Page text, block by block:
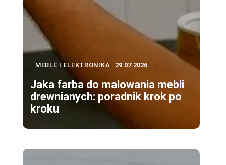
MEBLE I ELEKTRONIKA 29.07.2026
Jaka farba do malowania mebli
drewnianych: poradnik krok po
kroku